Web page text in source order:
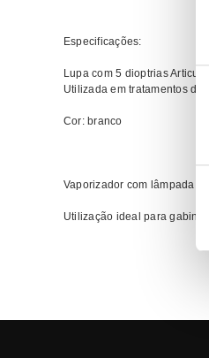
de
Especificações:
Lupa com 5 dioptrias
Utilizada em tratamentos de
Cor: branco
Vaporizador com lâmpada
Utilização ideal para